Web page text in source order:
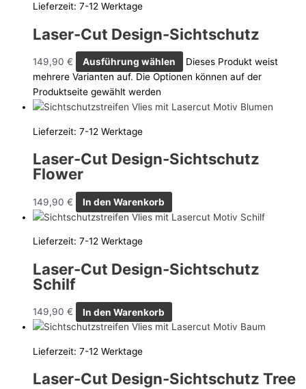
Lieferzeit: 7-12 Werktage
Laser-Cut Design-Sichtschutz
149,90 € Ausführung wählen
Dieses Produkt weist
mehrere Varianten auf. Die Optionen können auf der
Produktseite gewählt werden
Lieferzeit: 7-12 Werktage
Laser-Cut Design-Sichtschutz
Flower
149,90 € In den Warenkorb
Lieferzeit: 7-12 Werktage
Laser-Cut Design-Sichtschutz
Schilf
149,90 € In den Warenkorb
Lieferzeit: 7-12 Werktage
Laser-Cut Design-Sichtschutz Tree